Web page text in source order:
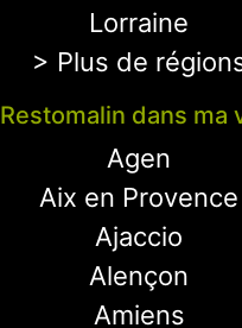
Lorraine
> Plus de
Restomalin dans ma
Agen
Aix en Provence
Ajaccio
Alençon
Amiens